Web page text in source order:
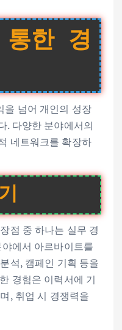
통한 경
을 넘어 개인의 성장
. 다양한 분야에서의
네트워크를 확장하
점 중 하나는 실무 경
에서 아르바이트를
석, 캠페인 기획 등을
경험은 이력서에 기
, 취업 시 경쟁력을